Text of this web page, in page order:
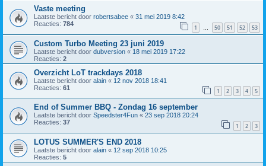
Vaste meeting
Laatste bericht door robertsabee « 31 mei 2019 8:42
Reacties: 784 1 … 50 51 52 53
Custom Turbo Meeting 23 juni 2019
Laatste bericht door dubversion « 18 mei 2019 17:22
Reacties: 2
Overzicht LoT trackdays 2018
Laatste bericht door alain « 12 nov 2018 18:41
Reacties: 61 1 2 3 4 5
End of Summer BBQ - Zondag 16 september
Laatste bericht door Speedster4Fun « 23 sep 2018 20:24
Reacties: 37 1 2 3
LOTUS SUMMER'S END 2018
Laatste bericht door alain « 12 sep 2018 10:25
Reacties: 5